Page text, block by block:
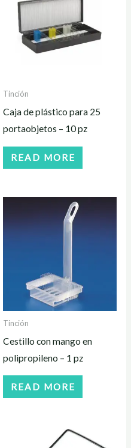
Tinción
Caja de plástico para 25
portaobjetos – 10 pz
READ MORE
Tinción
Cestillo con mango en
polipropileno – 1 pz
READ MORE